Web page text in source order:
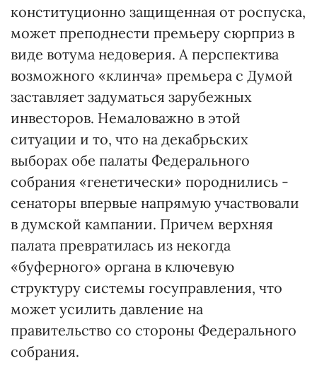
конституционно защищенная от роспуска,
может преподнести премьеру сюрприз в
виде вотума недоверия. А перспектива
возможного «клинча» премьера с Думой
заставляет задуматься зарубежных
инвесторов. Немаловажно в этой
ситуации и то, что на декабрьских
выборах обе палаты Федерального
собрания «генетически» породнились -
сенаторы впервые напрямую участвовали
в думской кампании. Причем верхняя
палата превратилась из некогда
«буферного» органа в ключевую
структуру системы госуправления, что
может усилить давление на
правительство со стороны Федерального
собрания.